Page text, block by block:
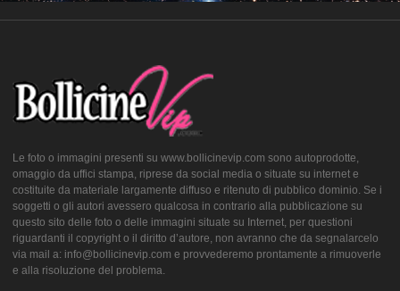
Le foto o immagini presenti su www.bollicinevip.com sono autoprodotte,
omaggio da uffici stampa, riprese da social media o situate su internet e
costituite da materiale largamente diffuso e ritenuto di pubblico dominio. Se i
soggetti o gli autori avessero qualcosa in contrario alla pubblicazione su
questo sito delle foto o delle immagini situate su Internet, per questioni
riguardanti il copyright o il diritto d’autore, non avranno che da segnalarcelo
via mail a: info@bollicinevip.com e provvederemo prontamente a rimuoverle
e alla risoluzione del problema.